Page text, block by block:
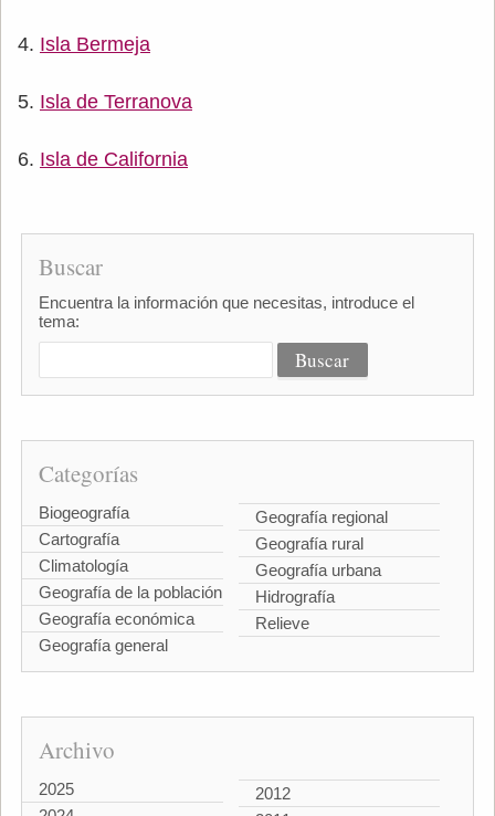
Isla Bermeja
Isla de Terranova
Isla de California
Buscar
Encuentra la información que necesitas, introduce el
tema:
Categorías
Biogeografía
Cartografía
Climatología
Geografía de la población
Geografía económica
Geografía general
Geografía regional
Geografía rural
Geografía urbana
Hidrografía
Relieve
Archivo
2025
2012